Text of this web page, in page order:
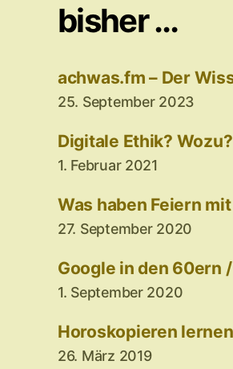
bisher …
achwas.fm – Der
25. September 2023
Digitale Ethik? Wozu?
1. Februar 2021
Was haben Feiern
27. September 2020
Google in den 60ern
1. September 2020
Horoskopieren
26. März 2019